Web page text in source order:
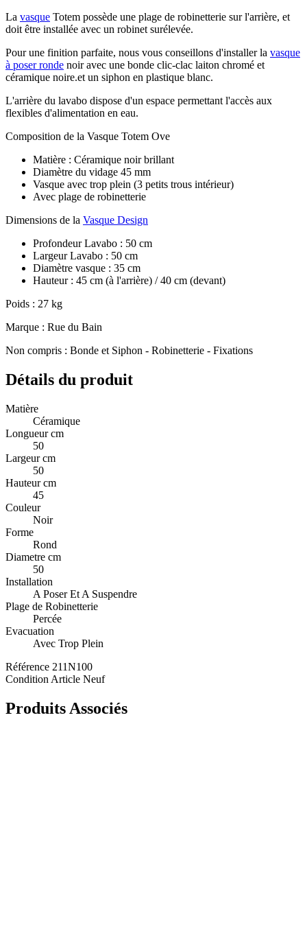
La vasque Totem possède une plage de robinetterie sur l'arrière, et
doit être installée avec un robinet surélevée.
Pour une finition parfaite, nous vous conseillons d'installer la vasque
à poser ronde noir avec une bonde clic-clac laiton chromé et
céramique noire.et un siphon en plastique blanc.
L'arrière du lavabo dispose d'un espace permettant l'accès aux
flexibles d'alimentation en eau.
Composition de la Vasque Totem Ove
Matière : Céramique noir brillant
Diamètre du vidage 45 mm
Vasque avec trop plein (3 petits trous intérieur)
Avec plage de robinetterie
Dimensions de la Vasque Design
Profondeur Lavabo : 50 cm
Largeur Lavabo : 50 cm
Diamètre vasque : 35 cm
Hauteur : 45 cm (à l'arrière) / 40 cm (devant)
Poids : 27 kg
Marque : Rue du Bain
Non compris : Bonde et Siphon - Robinetterie - Fixations
Détails du produit
Matière
Céramique
Longueur cm
50
Largeur cm
50
Hauteur cm
45
Couleur
Noir
Forme
Rond
Diametre cm
50
Installation
A Poser Et A Suspendre
Plage de Robinetterie
Percée
Evacuation
Avec Trop Plein
Référence 211N100
Condition Article Neuf
Produits Associés